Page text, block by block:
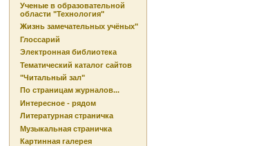
Ученые в образовательной
области "Технология"
Жизнь замечательных учёных"
Глоссарий
Электронная библиотека
Тематический каталог сайтов
"Читальный зал"
По страницам журналов...
Интересное - рядом
Литературная страничка
Музыкальная страничка
Картинная галерея